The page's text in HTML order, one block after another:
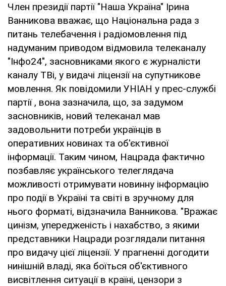
Член президії партії "Наша Україна" Ірина
Ванникова вважає, що Національна рада з
питань телебачення і радіомовлення під
надуманим приводом відмовила телеканалу
"Інфо24", засновниками якого є журналісти
каналу ТВі, у видачі ліцензії на супутникове
мовлення. Як повідомили УНІАН у прес-службі
партії , вона зазначила, що, за задумом
засновників, новий телеканал мав
задовольнити потреби українців в
оперативних новинах та об'єктивної
інформації. Таким чином, Нацрада фактично
позбавляє українського телеглядача
можливості отримувати новинну інформацію
про події в Україні та світі в зручному для
нього форматі, відзначила Ванникова. "Вражає
цинізм, упередженість і нахабство, з якими
представники Нацради розглядали питання
про видачу цієї ліцензії. У прагненні догодити
нинішній владі, яка боїться об'єктивного
висвітлення ситуації в країні, цензори з